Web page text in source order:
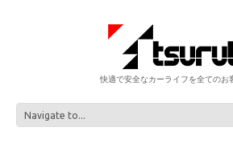
快適で安全なカーライフを全てのお